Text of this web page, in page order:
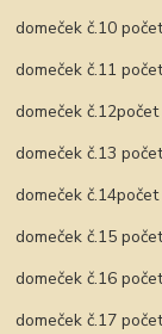
domeček č.10
domeček č.11
domeček
domeček č.13
domeček
domeček č.15
domeček č.16
domeček č.17